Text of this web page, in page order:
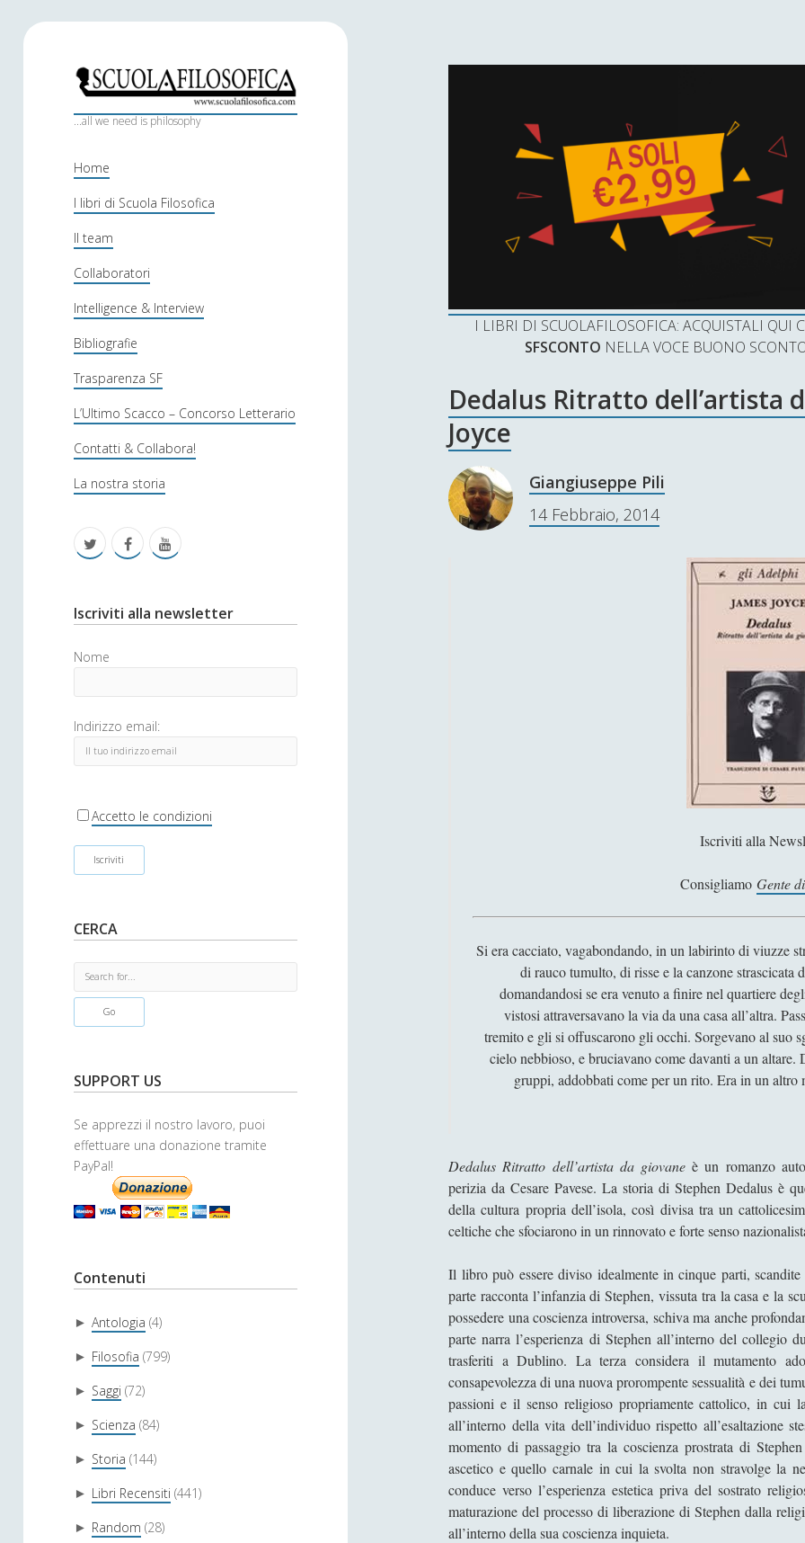
S
c
o
l
a
f
i
l
o
s
o
f
c
...all we need is philosophy
Home
I libri di Scuola Filosofica
Il team
Collaboratori
Intelligence & Interview
Bibliografie
Trasparenza SF
L’Ultimo Scacco – Concorso Letterario
Contatti & Collabora!
La nostra storia
i
t
r
f
c
b
o
k
u
u
e
S
i
e
b
r
Iscriviti alla newsletter
Nome
Indirizzo email:
Accetto le condizioni
CERCA
e
h
SUPPORT US
Se apprezzi il nostro lavoro, puoi
effettuare una donazione tramite
PayPal!
Contenuti
► Antologia (4)
► Filosofia (799)
► Saggi (72)
► Scienza (84)
► Storia (144)
► Libri Recensiti (441)
► Random (28)
I LIBRI DI SCUOLAFILOSOFICA: ACQUISTALI
SFSCONTO NELLA VOCE BUONO
Dedalus Ritratto dell’artista
Joyce
Giangiuseppe Pili
14 Febbraio, 2014
Iscriviti alla
Consigliamo Gente
Si era cacciato, vagabondando, in un labirinto di viuzze
di rauco tumulto, di risse e la canzone
domandandosi se era venuto a finire nel quartiere
vistosi attraversavano la via da una casa all’altra.
tremito e gli si offuscarono gli occhi. Sorgevano al suo
cielo nebbioso, e bruciavano come davanti a un
gruppi, addobbati come per un rito. Era in un altro
Dedalus Ritratto dell’artista da giovane è un romanzo
perizia da Cesare Pavese. La storia di Stephen Dedalus è
della cultura propria dell’isola, così divisa tra un
celtiche che sfociarono in un rinnovato e forte senso
Il libro può essere diviso idealmente in cinque parti,
parte racconta l’infanzia di Stephen, vissuta tra la casa e la
possedere una coscienza introversa, schiva ma anche
parte narra l’esperienza di Stephen all’interno del collegio
trasferiti a Dublino. La terza considera il mutamento
consapevolezza di una nuova prorompente sessualità e dei
passioni e il senso religioso propriamente cattolico, in cui
all’interno della vita dell’individuo rispetto all’esaltazione
momento di passaggio tra la coscienza prostrata di
ascetico e quello carnale in cui la svolta non stravolge la
conduce verso l’esperienza estetica priva del sostrato
maturazione del processo di liberazione di Stephen dalla
all’interno della sua coscienza inquieta.